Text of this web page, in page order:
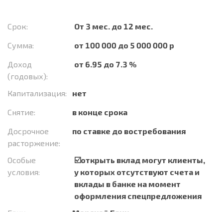
Срок:
От 3 мес. до 12 мес.
Сумма:
от 100 000 до 5 000 000 р
Доход
(годовых):
от 6.95 до 7.3 %
Капитализация:
нет
Снятие:
в конце срока
Досрочное
расторжение:
по ставке до востребования
Особые
условия:
☑️открыть вклад могут клиенты,
у которых отсутствуют счета и
вклады в банке на момент
оформления спецпредложения